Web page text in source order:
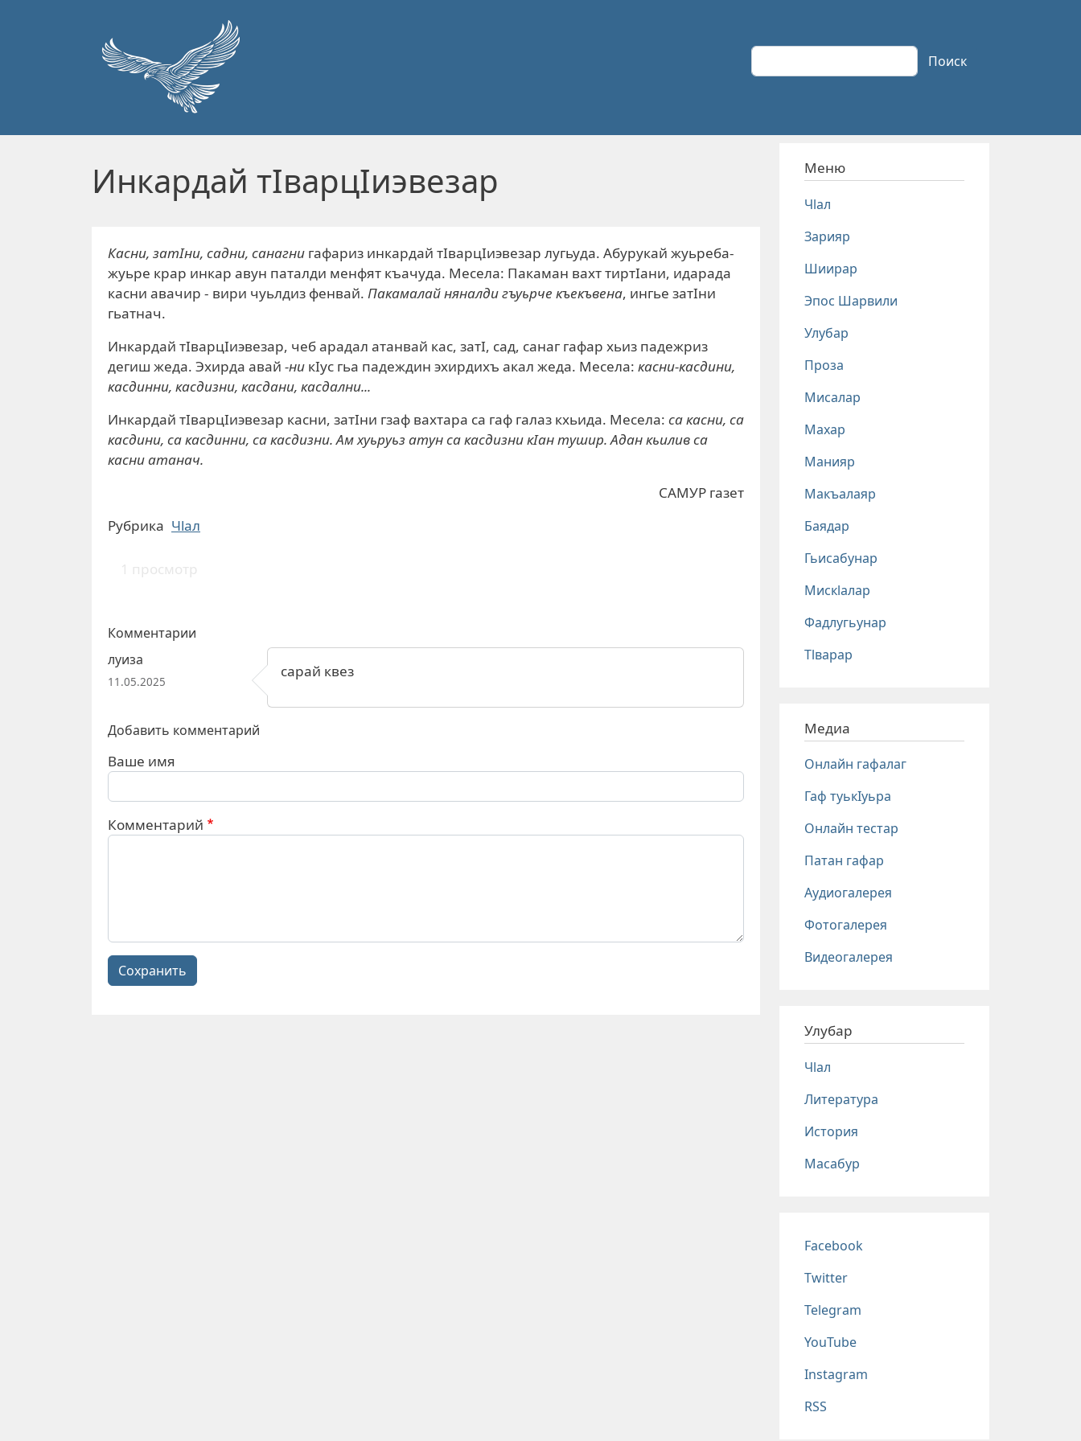
Поиск Поиск
Инкардай тIварцIиэвезар
Касни, затIни, садни, санагни гафариз инкардай тIварцIиэвезар лугьуда. Абурукай жуьреба-
жуьре крар инкар авун паталди менфят къачуда. Месела: Пакаман вахт тиртIани, идарада
касни авачир - вири чуьлдиз фенвай. Пакамалай няналди гъуьрче къекъвена, ингье затIни
гьатнач.
Инкардай тIварцIиэвезар, чеб арадал атанвай кас, затI, сад, санаг гафар хьиз падежриз
дегиш жеда. Эхирда авай -ни кIус гьа падеждин эхирдихъ акал жеда. Месела: касни-касдини,
касдинни, касдизни, касдани, касдални...
Инкардай тIварцIиэвезар касни, затIни гзаф вахтара са гаф галаз кхьида. Месела: са касни, са
касдини, са касдинни, са касдизни. Ам хуьруьз атун са касдизни кIан тушир. Адан кьилив са
касни атанач.
САМУР газет
Рубрика Чlал
1 просмотр
Комментарии
луиза
11.05.2025
сарай квез
Добавить комментарий
Ваше имя
Комментарий
Сохранить
Меню
Чlал
Зарияр
Шиирар
Эпос Шарвили
Улубар
Проза
Мисалар
Махар
Манияр
Макъалаяр
Баядар
Гьисабунар
Мискlалар
Фадлугьунар
Тlварар
Медиа
Онлайн гафалаг
Гаф туькIуьра
Онлайн тестар
Патан гафар
Аудиогалерея
Фотогалерея
Видеогалерея
Улубар
Чlал
Литература
История
Масабур
Соц сети
Facebook
Twitter
Telegram
YouTube
Instagram
RSS